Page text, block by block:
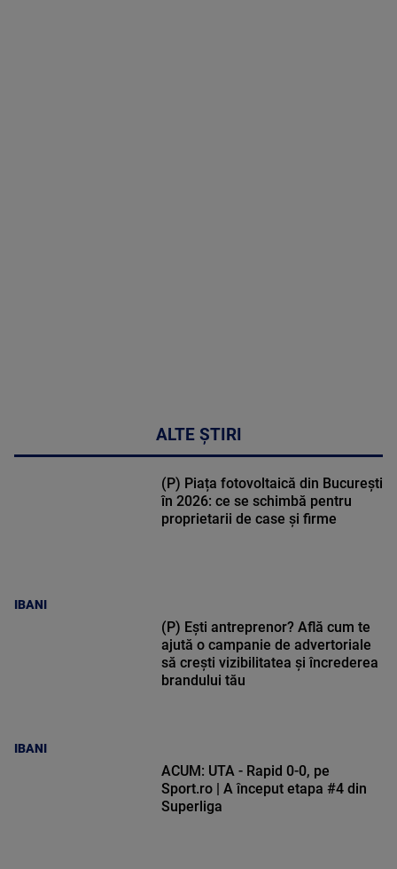
ALTE ȘTIRI
IBANI
(P) Piața fotovoltaică din București
în 2026: ce se schimbă pentru
proprietarii de case și firme
IBANI
(P) Ești antreprenor? Află cum te
ajută o campanie de advertoriale
să crești vizibilitatea și încrederea
brandului tău
ACUM: UTA - Rapid 0-0, pe
Sport.ro | A început etapa #4 din
Superliga